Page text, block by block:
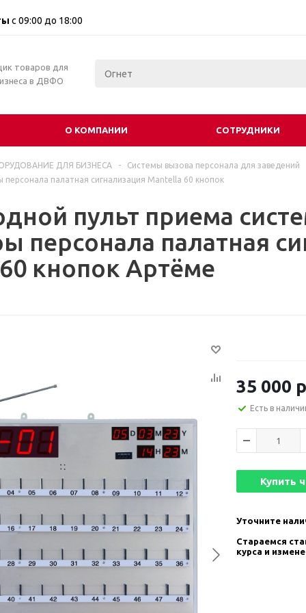
с 09:00 до 18:00
товаров для
в ДВФО
О КОМПАНИИ СОТРУДНИКИ
ДЛЯ БИЗНЕСА -
Системы вызова персонала для заведений
персонала палатная сигнализация Mantella 60 кнопок
пульт приема
персонала палатная
кнопок Артёме
35 000
Есть в
Купить
Уточните
Стараемся
курса и